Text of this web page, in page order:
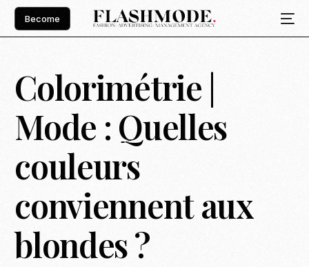
Become
Colorimétrie |
Mode : Quelles
couleurs
conviennent aux
blondes ?